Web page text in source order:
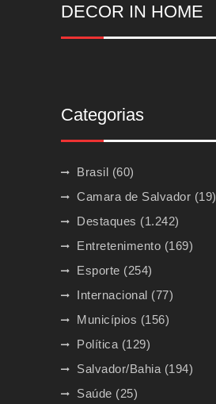
DECOR IN HOME
Categorias
Brasil (60)
Camara de Salvador (19)
Destaques (1.242)
Entretenimento (169)
Esporte (254)
Internacional (77)
Municípios (156)
Política (129)
Salvador/Bahia (194)
Saúde (25)